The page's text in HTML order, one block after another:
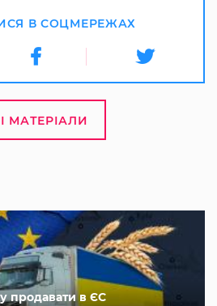
В СОЦМЕРЕЖАХ
МАТЕРІАЛИ
продавати в ЄС